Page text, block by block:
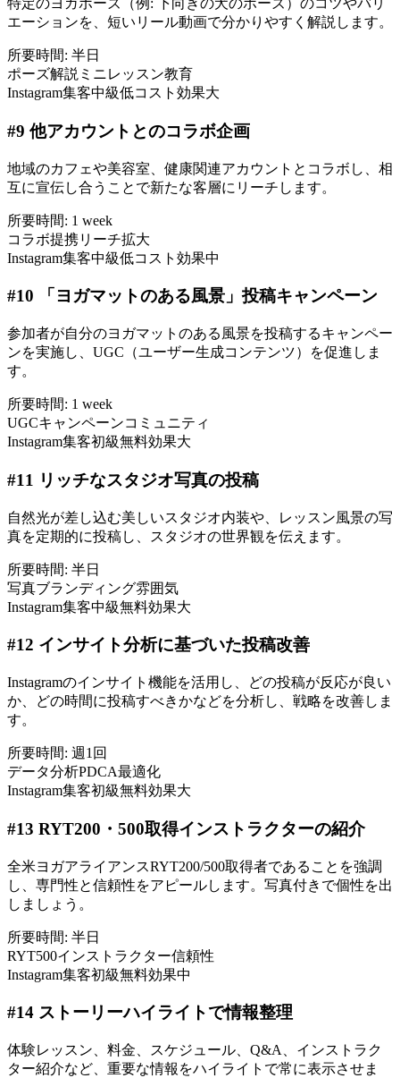
特定のヨガポーズ（例: 下向きの犬のポーズ）のコツやバリ
エーションを、短いリール動画で分かりやすく解説します。
所要時間: 半日
ポーズ解説 ミニレッスン教育
Instagram集客中級低コスト 効果大
#9 他アカウントとのコラボ企画
地域のカフェや美容室、健康関連アカウントとコラボし、相
互に宣伝し合うことで新たな客層にリーチします。
所要時間: 1 week
コラボ提携リーチ拡大
Instagram集客中級低コスト 効果中
#10 「ヨガマットのある風景」投稿キャンペーン
参加者が自分のヨガマットのある風景を投稿するキャンペー
ンを実施し、UGC（ユーザー生成コンテンツ）を促進しま
す。
所要時間: 1 week
UGCキャンペーンコミュニティ
Instagram集客初級無料効果大
#11 リッチなスタジオ写真の投稿
自然光が差し込む美しいスタジオ内装や、レッスン風景の写
真を定期的に投稿し、スタジオの世界観を伝えます。
所要時間: 半日
写真ブランディング雰囲気
Instagram集客中級無料効果大
#12 インサイト分析に基づいた投稿改善
Instagramのインサイト機能を活用し、どの投稿が反応が良い
か、どの時間に投稿すべきかなどを分析し、戦略を改善しま
す。
所要時間: 週1回
データ分析PDCA最適化
Instagram集客初級無料効果大
#13 RYT200・500取得インストラクターの紹介
全米ヨガアライアンスRYT200/500取得者であることを強調
し、専門性と信頼性をアピールします。写真付きで個性を出
しましょう。
所要時間: 半日
RYT500インストラクター信頼性
Instagram集客初級無料効果中
#14 ストーリーハイライトで情報整理
体験レッスン、料金、スケジュール、Q&A、インストラク
ター紹介など、重要な情報をハイライトで常に表示させま